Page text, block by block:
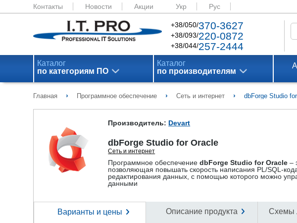
Контакты Новости Акции Укр Рус
+38/050/370-3627
+38/093/220-0872
+38/044/257-2444
Каталог
по категориям ПО
Каталог
по производителям
Главная › Программное обеспечение › Сеть и интернет › dbForge Studio
Производитель: Devart
dbForge Studio for Oracle
Сеть и интернет
Программное обеспечениеdbForge Studio for Oracle–
позволяющая повышать скорость написания PL/SQL-
редактирования данных, с помощью которого можно
данными
Варианты и цены Описание продукта Схемы